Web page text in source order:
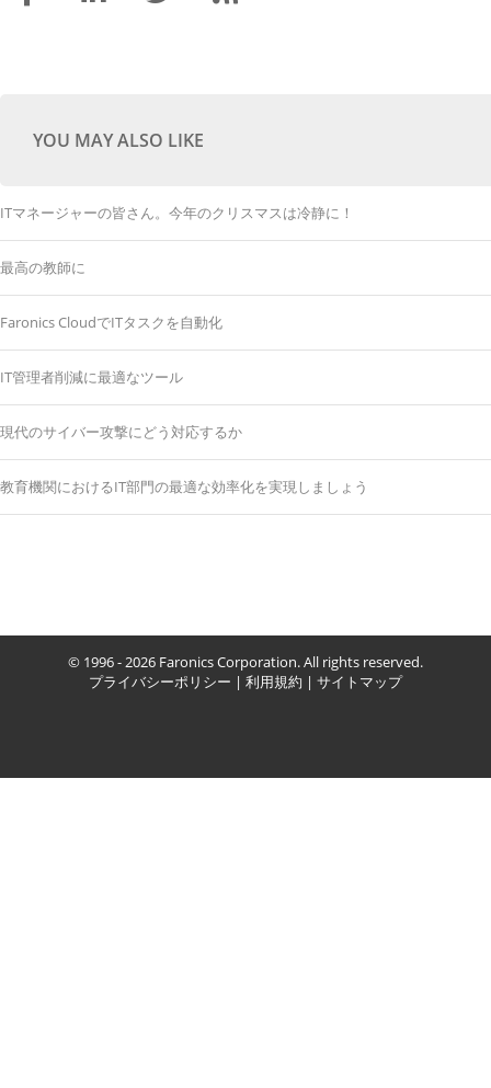
YOU MAY ALSO LIKE
ITマネージャーの皆さん。今年のクリスマスは冷静に！
最高の教師に
Faronics CloudでITタスクを自動化
IT管理者削減に最適なツール
現代のサイバー攻撃にどう対応するか
教育機関におけるIT部門の最適な効率化を実現しましょう
© 1996 - 2026 Faronics Corporation. All rights reserved.
プライバシーポリシー | 利用規約 | サイトマップ